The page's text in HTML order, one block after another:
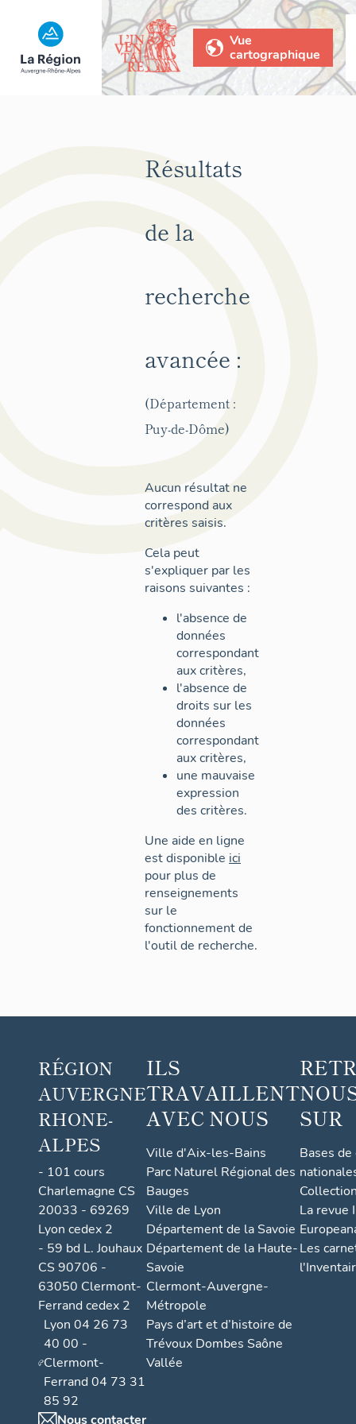
Vue
cartographique
Résultats
de la
recherche
avancée :
(Département :
Puy-de-Dôme)
Aucun résultat ne
correspond aux
critères saisis.
Cela peut
s'expliquer par les
raisons suivantes :
l'absence de
données
correspondant
aux critères,
l'absence de
droits sur les
données
correspondant
aux critères,
une mauvaise
expression
des critères.
Une aide en ligne
est disponible ici
pour plus de
renseignements
sur le
fonctionnement de
l'outil de recherche.
RÉGION
AUVERGNE
RHONE-
ALPES
- 101 cours
Charlemagne CS
20033 - 69269
Lyon cedex 2
- 59 bd L. Jouhaux
CS 90706 -
63050 Clermont-
Ferrand cedex 2
Lyon 04 26 73
40 00 -
Clermont-
Ferrand 04 73 31
85 92
Nous contacter
ILS
TRAVAILLENT
AVEC NOUS
Ville d'Aix-les-Bains
Parc Naturel Régional des
Bauges
Ville de Lyon
Département de la Savoie
Département de la Haute-
Savoie
Clermont-Auvergne-
Métropole
Pays d’art et d’histoire de
Trévoux Dombes Saône
Vallée
SUR
Bases
La revue
Les